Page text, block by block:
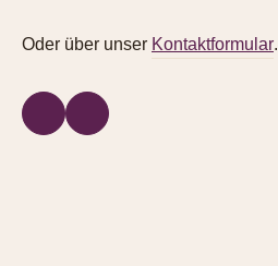
Oder über unser Kontaktformular.